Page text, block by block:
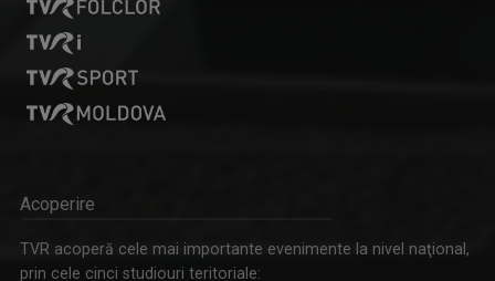
Acoperire
TVR acoperă cele mai importante evenimente la nivel naţional,
prin cele cinci studiouri teritoriale: